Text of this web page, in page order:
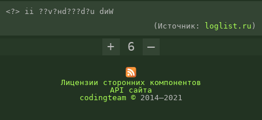
<?> ii ??v?нd???d?u dиW
(Источник:
loglist.ru )
+ 6 –
Лицензии сторонних компонентов
API сайта
codingteam © 2014–2021